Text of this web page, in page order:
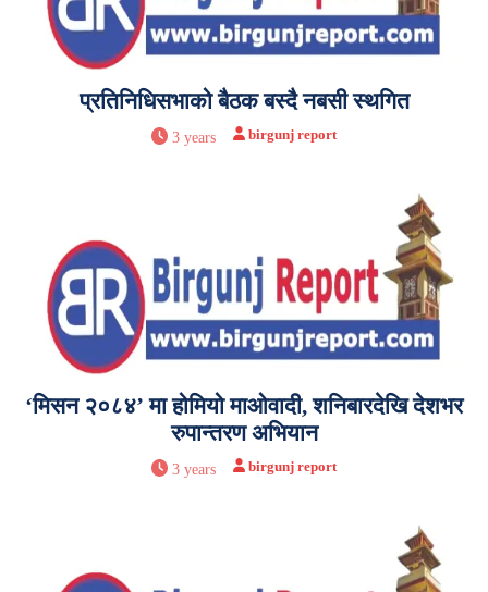
प्रतिनिधिसभाको बैठक बस्दै नबसी स्थगित
3 years birgunj report
‘मिसन २०८४’ मा होमियो माओवादी, शनिबारदेखि देशभर
रुपान्तरण अभियान
3 years birgunj report